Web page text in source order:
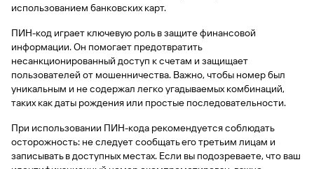
использованием банковских карт.
ПИН-код играет ключевую роль в защите финансовой
информации. Он помогает предотвратить
несанкционированный доступ к счетам и защищает
пользователей от мошенничества. Важно, чтобы номер был
уникальным и не содержал легко угадываемых комбинаций,
таких как даты рождения или простые последовательности.
При использовании ПИН-кода рекомендуется соблюдать
осторожность: не следует сообщать его третьим лицам и
записывать в доступных местах. Если вы подозреваете, что ваш